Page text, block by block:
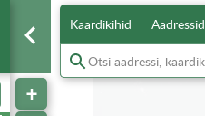
Kaardikihid Aadressid